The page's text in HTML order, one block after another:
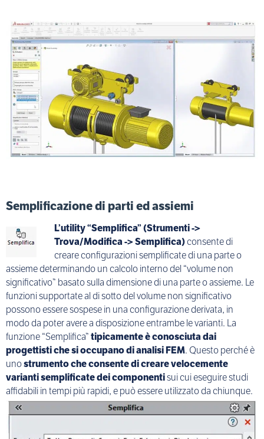
Semplificazione di parti ed assiemi
L’utility “Semplifica” (Strumenti ->
Trova/Modifica -> Semplifica)consente di
creare configurazioni semplificate di una parte o
assieme determinando un calcolo interno del “volume non
significativo” basato sulla dimensione di una parte o assieme. Le
funzioni supportate al di sotto del volume non significativo
possono essere sospese in una configurazione derivata, in
modo da poter avere a disposizione entrambe le varianti. La
funzione “Semplifica”tipicamente è conosciuta dai
progettisti che si occupano di analisi FEM. Questo perché è
unostrumento che consente di creare velocemente
varianti semplificate dei componentisui cui eseguire studi
affidabili in tempi più rapidi, e può essere utilizzato da chiunque.